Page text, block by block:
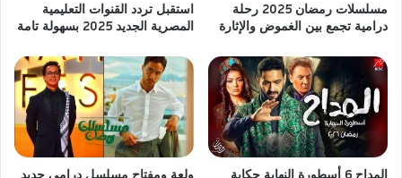
مسلسلات رمضان 2025 رحلة
درامية تجمع بين الغموض والإثارة
استقبل تردد القنوات التعليمية
المصرية الجديد 2025 بسهولة تامة
المداح 6 أسطورة النهاية حكاية
ولعة ومفتاح مسلسل درامي جديد